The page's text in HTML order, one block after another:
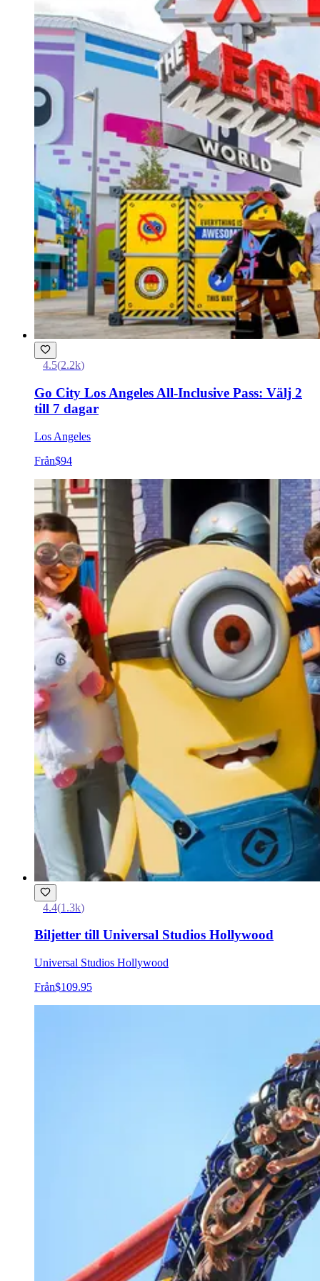
4.5(2.2k)
Go City Los Angeles All-Inclusive Pass: Välj 2
till 7 dagar
Los Angeles
Från$94
4.4(1.3k)
Biljetter till Universal Studios Hollywood
Universal Studios Hollywood
Från$109.95